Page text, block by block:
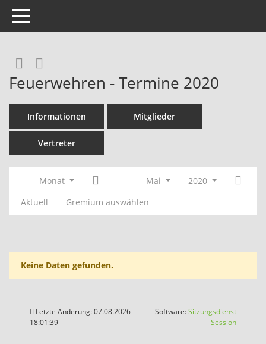
Toggle navigation
Rechercheauswahl
Feuerwehren - Termine 2020
Informationen Mitglieder
Vertreter
Monat Mai
2020
Aktuell
Gremium auswählen
Keine Daten gefunden.
Letzte Änderung: 07.08.2026
18:01:39
Software:Sitzungsdienst
Session(Wird in